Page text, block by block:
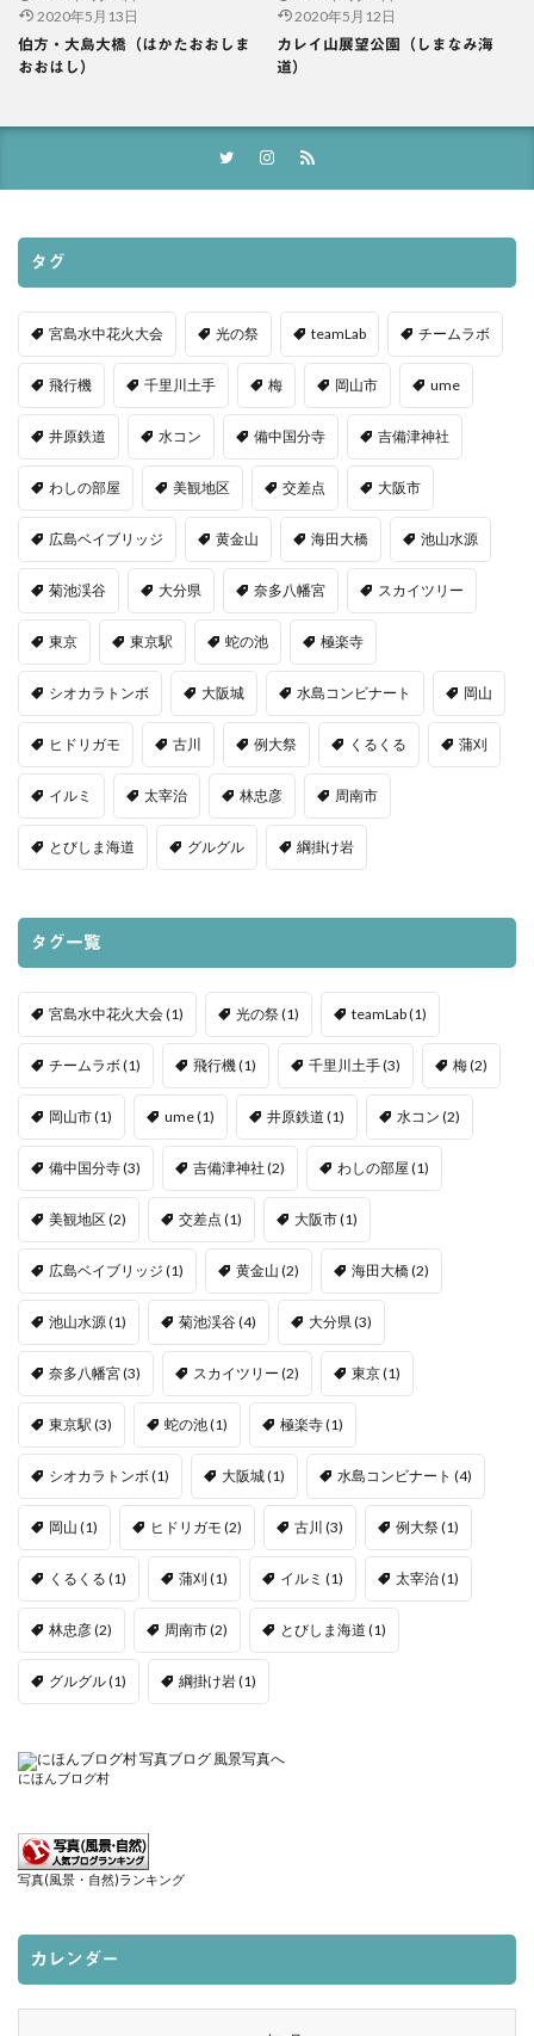
2020年5月13日
伯方・大島大橋（はかたおおしま
おおはし）
2020年5月12日
カレイ山展望公園（しまなみ海
道）
タグ
宮島水中花火大会 光の祭 teamLab チームラボ
飛行機 千里川土手 梅 岡山市 ume
井原鉄道 水コン 備中国分寺 吉備津神社
わしの部屋 美観地区 交差点 大阪市
広島ベイブリッジ 黄金山 海田大橋 池山水源
菊池渓谷 大分県 奈多八幡宮 スカイツリー
東京 東京駅 蛇の池 極楽寺
シオカラトンボ 大阪城 水島コンビナート 岡山
ヒドリガモ 古川 例大祭 くるくる 蒲刈
イルミ 太宰治 林忠彦 周南市
とびしま海道 グルグル 綱掛け岩
タグ一覧
宮島水中花火大会(1) 光の祭(1) teamLab(1)
チームラボ (1) 飛行機(1) 千里川土手(3) 梅(2)
岡山市(1) ume(1) 井原鉄道 (1) 水コン (2)
備中国分寺(3) 吉備津神社 (2) わしの部屋 (1)
美観地区(2) 交差点 (1) 大阪市(1)
広島ベイブリッジ (1) 黄金山 (2) 海田大橋(2)
池山水源(1) 菊池渓谷(4) 大分県 (3)
奈多八幡宮(3) スカイツリー (2) 東京(1)
東京駅 (3) 蛇の池(1) 極楽寺(1)
シオカラトンボ (1) 大阪城(1) 水島コンビナート (4)
岡山 (1) ヒドリガモ (2) 古川 (3) 例大祭(1)
くるくる (1) 蒲刈 (1) イルミ (1) 太宰治(1)
林忠彦(2) 周南市(2) とびしま海道 (1)
グルグル(1) 綱掛け岩(1)
にほんブログ村
写真(風景・自然)ランキング
カレンダー